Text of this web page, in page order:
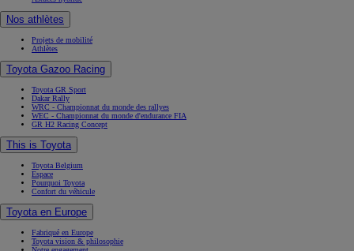
Nos athlètes
Projets de mobilité
Athlètes
Toyota Gazoo Racing
Toyota GR Sport
Dakar Rally
WRC - Championnat du monde des rallyes
WEC - Championnat du monde d'endurance FIA
GR H2 Racing Concept
This is Toyota
Toyota Belgium
Espace
Pourquoi Toyota
Confort du véhicule
Toyota en Europe
Fabriqué en Europe
Toyota vision & philosophie